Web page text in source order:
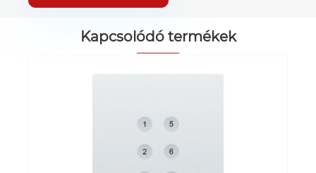
Kapcsolódó termékek